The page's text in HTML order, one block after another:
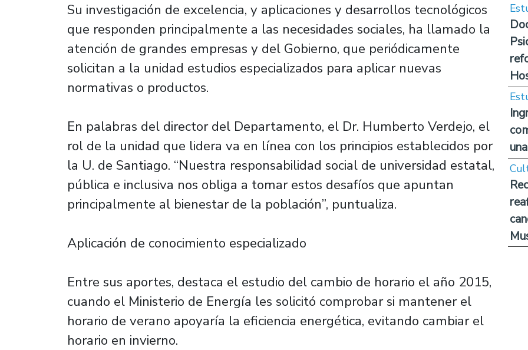
Su investigación de excelencia, y aplicaciones y desarrollos tecnológicos
que responden principalmente a las necesidades sociales, ha llamado la
atención de grandes empresas y del Gobierno, que periódicamente
solicitan a la unidad estudios especializados para aplicar nuevas
normativas o productos.
En palabras del director del Departamento, el Dr. Humberto Verdejo, el
rol de la unidad que lidera va en línea con los principios establecidos por
la U. de Santiago. “Nuestra responsabilidad social de universidad estatal,
pública e inclusiva nos obliga a tomar estos desafíos que apuntan
principalmente al bienestar de la población”, puntualiza.
Aplicación de conocimiento especializado
Entre sus aportes, destaca el estudio del cambio de horario el año 2015,
cuando el Ministerio de Energía les solicitó comprobar si mantener el
horario de verano apoyaría la eficiencia energética, evitando cambiar el
horario en invierno.